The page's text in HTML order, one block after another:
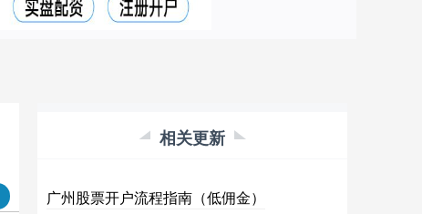
相关更新
广州股票开户流程指南（低佣金）